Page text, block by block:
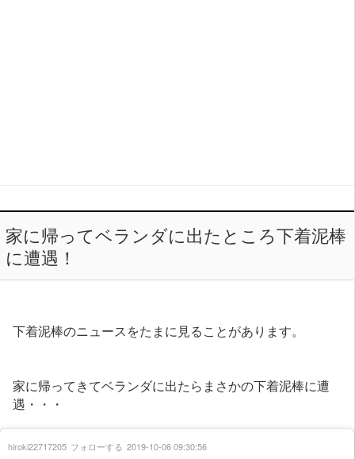
家に帰ってベランダに出たところ下着泥棒
に遭遇！
下着泥棒のニュースをたまに見ることがあります。
家に帰ってきてベランダに出たらまさかの下着泥棒に遭
遇・・・
hiroki22717205 フォローする 2019-10-06 09:30:56